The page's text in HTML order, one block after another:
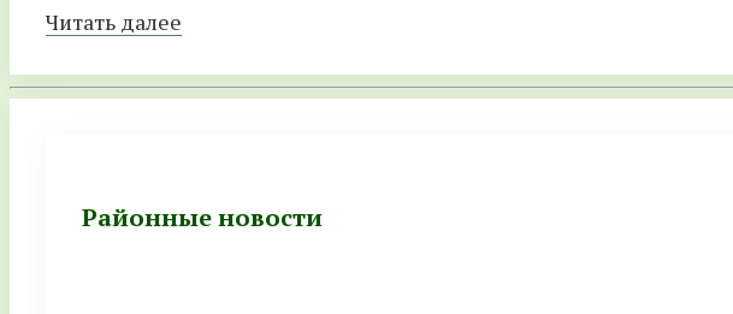
Читать далее
Районные новости